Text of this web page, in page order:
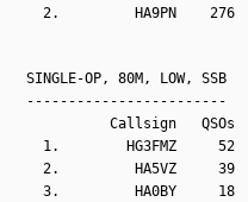
2.         HA9PN    276
SINGLE-OP, 80M, LOW, SSB
------------------------
Callsign   QSOs  Points
1.        HG3FMZ     52
2.         HA5VZ     39
3.         HA0BY     18